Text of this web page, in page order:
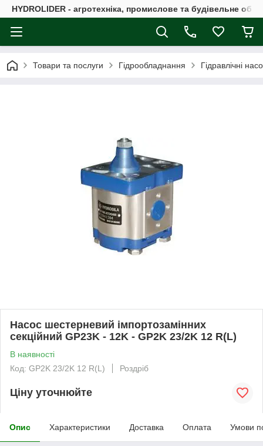
HYDROLIDER - агротехніка, промислове та будівельне
Товари та послуги Гідрообладнання Гідравлічні
Насос шестерневий імпортозамінних
секційний GP23K - 12K - GP2K 23/2K 12 R(L)
В наявності
Код: GP2K 23/2K 12 R(L)
Роздріб
Ціну уточнюйте
Опис Характеристики Доставка Оплата Умови